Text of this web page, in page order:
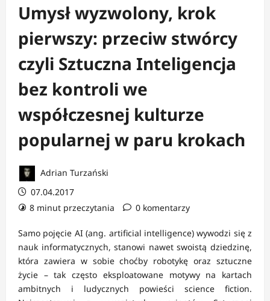
Umysł wyzwolony, krok
pierwszy: przeciw stwórcy
czyli Sztuczna Inteligencja
bez kontroli we
współczesnej kulturze
popularnej w paru krokach
Adrian Turzański
07.04.2017
8 minut przeczytania
0 komentarzy
Samo pojęcie AI (ang. artificial intelligence) wywodzi się z
nauk informatycznych, stanowi nawet swoistą dziedzinę,
która zawiera w sobie choćby robotykę oraz sztuczne
życie – tak często eksploatowane motywy na kartach
ambitnych i ludycznych powieści science fiction.